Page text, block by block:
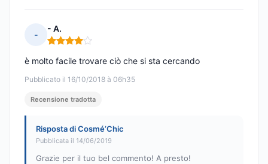
-
- A.
Nota: 4 su 5
Pubblicato il 16/10/2018 à 06h35
è molto facile trovare ciò che si sta cercando
Recensione tradotta
Risposta di Cosmé’Chic
Pubblicata il 14/06/2019
Grazie per il tuo bel commento! A presto!